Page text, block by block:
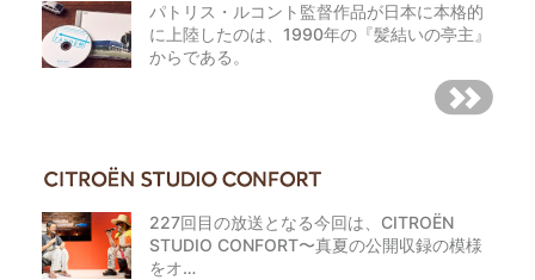
パトリス・ルコント監督作品が日本に本格的
に上陸したのは、1990年の『髪結いの亭主』
からである。
227回目の放送となる今回は、CITROËN
STUDIO CONFORT〜真夏の公開収録の模様
をオ…